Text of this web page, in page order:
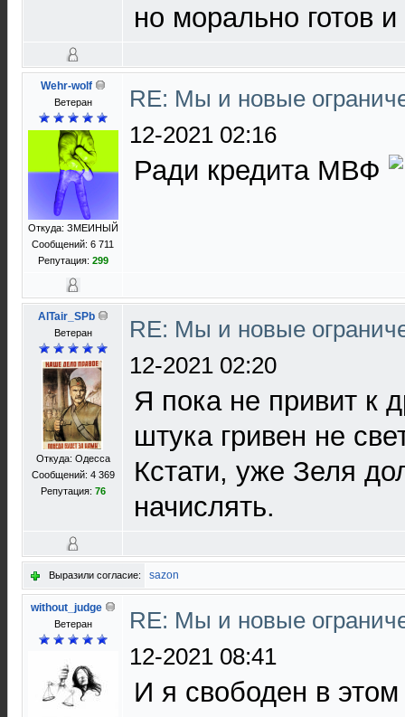
но морально готов и
Wehr-wolf
Ветеран
Откуда: ЗМЕИНЫЙ
Сообщений: 6 711
Репутация: 299
RE: Мы и новые
12-2021 02:16
Ради кредита МВФ
AlTair_SPb
Ветеран
Откуда: Одесса
Сообщений: 4 369
Репутация: 76
RE: Мы и новые
12-2021 02:20
Я пока не привит к
штука гривен не
Кстати, уже Зеля
начислять.
Выразили согласие: sazon
without_judge
Ветеран
RE: Мы и новые
12-2021 08:41
И я свободен в